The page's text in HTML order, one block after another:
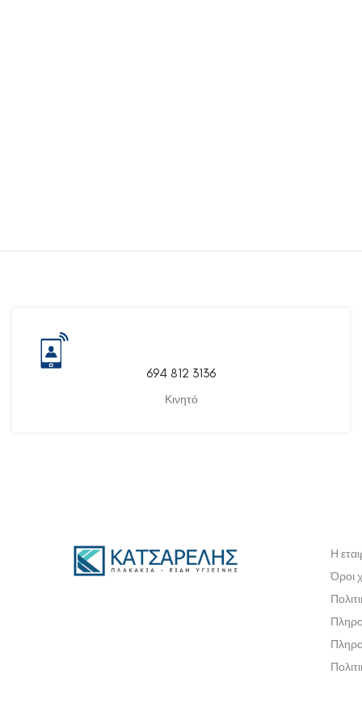
694 812 3136
Κινητό
Η
Όροι